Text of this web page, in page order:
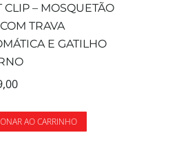
CLIP – MOSQUETÃO
TRAVA
E GATILHO
AO CARRINHO